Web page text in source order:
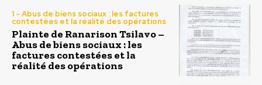
1 - Abus de biens sociaux : les factures
contestées et la réalité des opérations
Plainte de Ranarison Tsilavo –
Abus de biens sociaux : les
factures contestées et la
réalité des opérations